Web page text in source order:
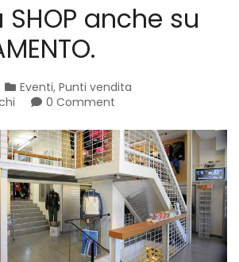
anche su
Eventi, Punti vendita
0 Comment